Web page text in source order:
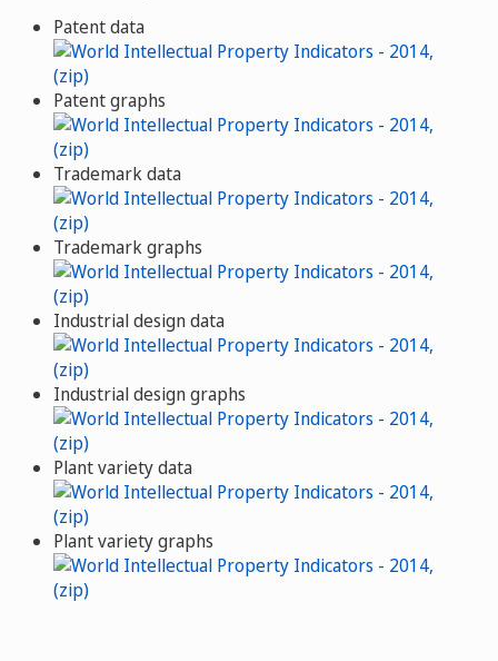
Patent data
Patent graphs
Trademark data
Trademark graphs
Industrial design data
Industrial design graphs
Plant variety data
Plant variety graphs